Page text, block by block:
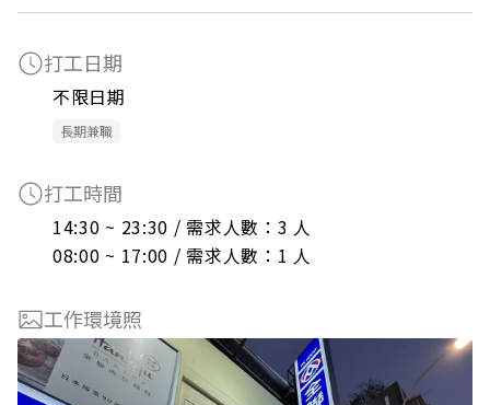
打工日期
不限日期
長期兼職
打工時間
14:30 ~ 23:30 / 需求人數：3 人
08:00 ~ 17:00 / 需求人數：1 人
工作環境照